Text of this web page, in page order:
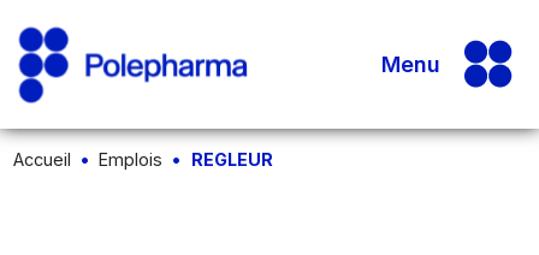
Menu
Accueil Emplois REGLEUR